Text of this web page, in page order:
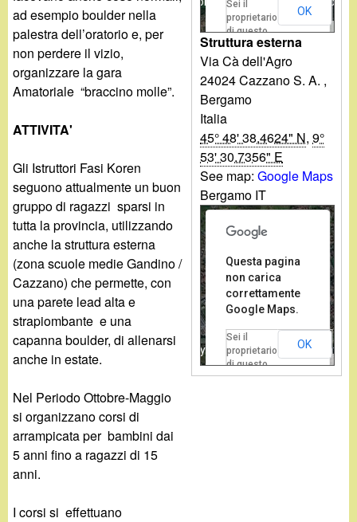
ad esempio boulder nella
palestra dell’oratorio e, per
non perdere il vizio,
organizzare la gara
Amatoriale “braccino molle”.
ATTIVITA'
Gli Istruttori Fasi Koren
seguono attualmente un buon
gruppo di ragazzi sparsi in
tutta la provincia, utilizzando
anche la struttura esterna
(zona scuole medie Gandino /
Cazzano) che permette, con
una parete lead alta e
strapiombante e una
capanna boulder, di allenarsi
anche in estate.
Nel Periodo Ottobre-Maggio
si organizzano corsi di
arrampicata per bambini dai
5 anni fino a ragazzi di 15
anni.
I corsi si effettuano
Dati mappa Termini
Sei il
proprietario
di questo
sito web?
OK
Struttura esterna
Via Cà dell'Agro
24024Cazzano S. A. ,
Bergamo
Italia
45° 48' 38.4624" N,9°
53' 30.7356" E
See map:Google Maps
Bergamo IT
For development purposes only
For development purposes only
For development
For development
Dati mappa Termini
Questa pagina
non carica
correttamente
Google Maps.
Sei il
proprietario
di questo
sito web?
OK